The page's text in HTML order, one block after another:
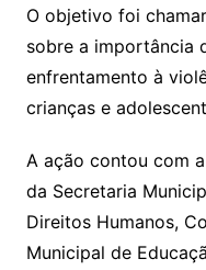
O objetivo foi
sobre a importância
enfrentamento à
crianças e
A ação contou com
da Secretaria
Direitos Humanos,
Municipal de